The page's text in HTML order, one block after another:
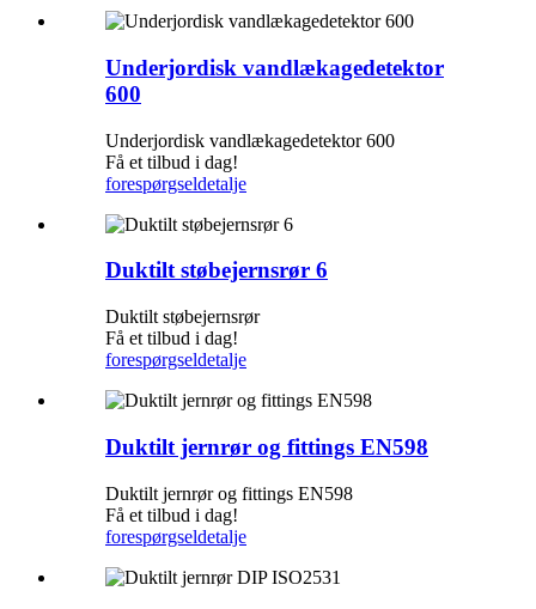
Underjordisk vandlækagedetektor
600
Underjordisk vandlækagedetektor 600
Få et tilbud i dag!
forespørgseldetalje
Duktilt støbejernsrør 6
Duktilt støbejernsrør
Få et tilbud i dag!
forespørgseldetalje
Duktilt jernrør og fittings EN598
Duktilt jernrør og fittings EN598
Få et tilbud i dag!
forespørgseldetalje